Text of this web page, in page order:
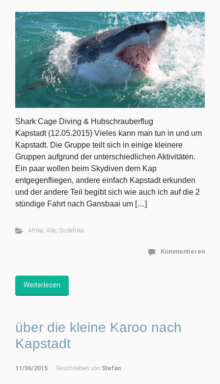
Shark Cage Diving & Hubschrauberflug
Kapstadt (12.05.2015) Vieles kann man tun in und um
Kapstadt. Die Gruppe teilt sich in einige kleinere
Gruppen aufgrund der unterschiedlichen Aktivitäten.
Ein paar wollen beim Skydiven dem Kap
entgegenfliegen, andere einfach Kapstadt erkunden
und der andere Teil begibt sich wie auch ich auf die 2
stündige Fahrt nach Gansbaai um […]
Afrika Alle, Südafrika
Kommentieren
Weiterlesen
über die kleine Karoo nach
Kapstadt
11/06/2015 Geschrieben von Stefan